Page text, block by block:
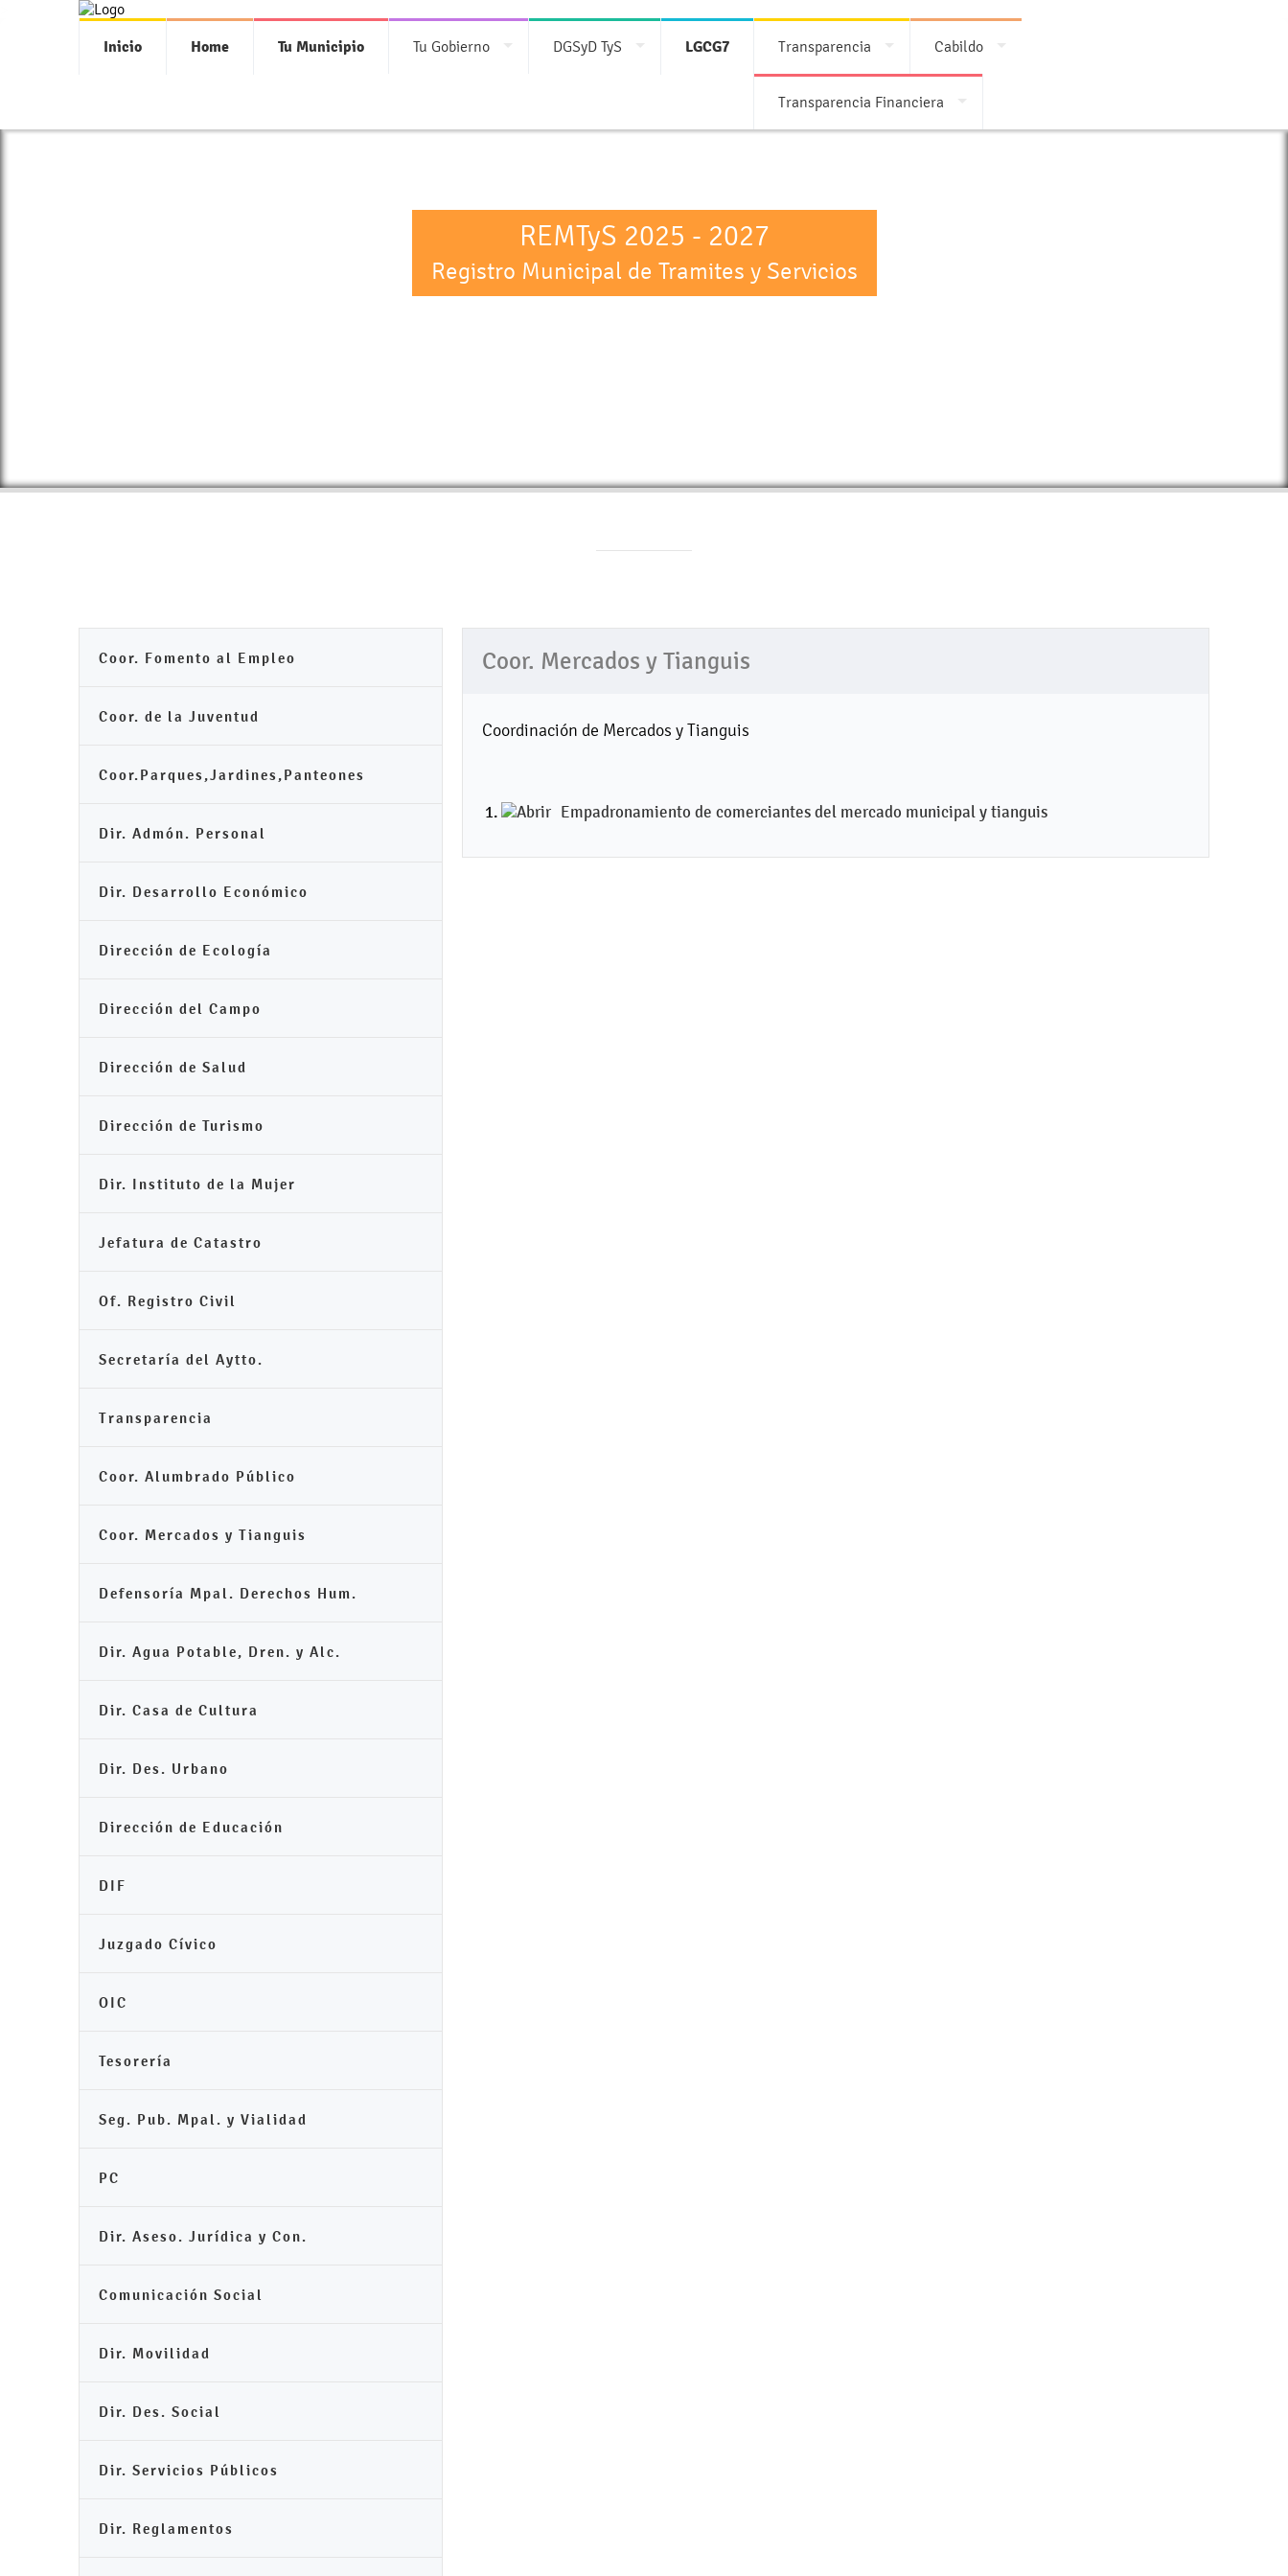
Inicio Home Tu Municipio Tu Gobierno DGSyD TyS LGCG7 Transparencia Cabildo
Transparencia Financiera
REMTyS 2025 - 2027
Registro Municipal de Tramites y Servicios
Coor. Fomento al Empleo
Coor. de la Juventud
Coor.Parques,Jardines,Panteones
Dir. Admón. Personal
Dir. Desarrollo Económico
Dirección de Ecología
Dirección del Campo
Dirección de Salud
Dirección de Turismo
Dir. Instituto de la Mujer
Jefatura de Catastro
Of. Registro Civil
Secretaría del Aytto.
Transparencia
Coor. Alumbrado Público
Coor. Mercados y Tianguis
Defensoría Mpal. Derechos Hum.
Dir. Agua Potable, Dren. y Alc.
Dir. Casa de Cultura
Dir. Des. Urbano
Dirección de Educación
DIF
Juzgado Cívico
OIC
Tesorería
Seg. Pub. Mpal. y Vialidad
PC
Dir. Aseso. Jurídica y Con.
Comunicación Social
Dir. Movilidad
Dir. Des. Social
Dir. Servicios Públicos
Dir. Reglamentos
Coor. Mercados y Tianguis
Coordinación de Mercados y Tianguis
Empadronamiento de comerciantes del mercado municipal y tianguis